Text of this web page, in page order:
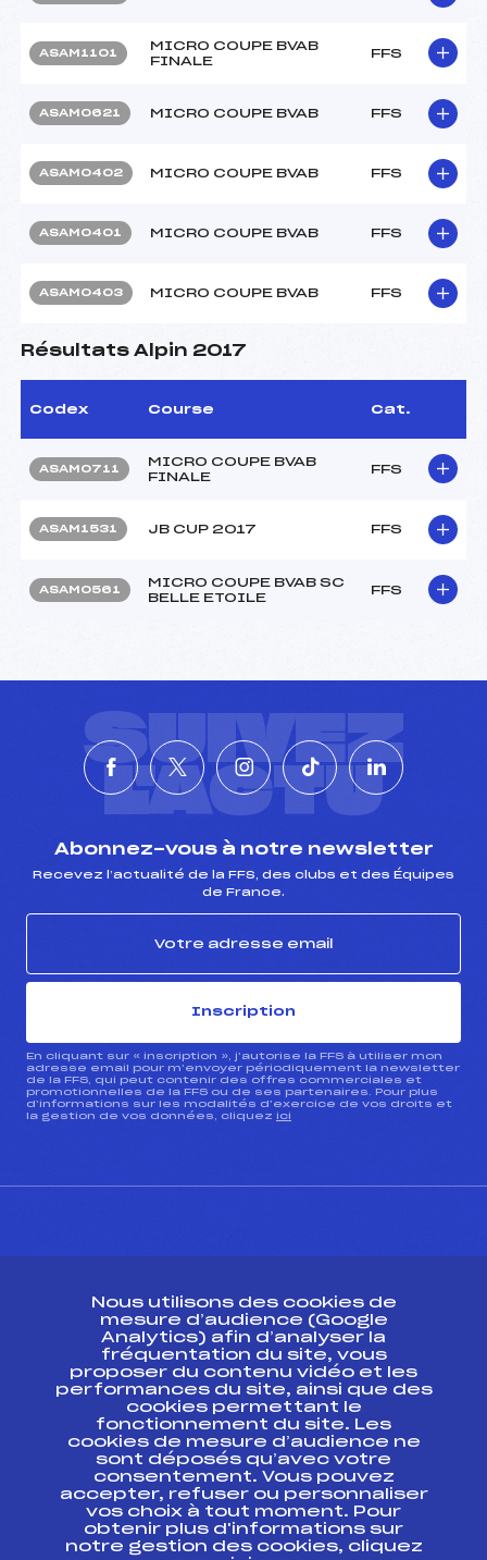
ASAM1101
MICRO COUPE BVAB
FINALE
FFS
ASAM0621 MICRO COUPE BVAB FFS
ASAM0402 MICRO COUPE BVAB FFS
ASAM0401 MICRO COUPE BVAB FFS
ASAM0403 MICRO COUPE BVAB FFS
Résultats Alpin 2017
Codex Course Cat.
ASAM0711
MICRO COUPE BVAB
FINALE
FFS
ASAM1531 JB CUP 2017 FFS
ASAM0561
MICRO COUPE BVAB SC
BELLE ETOILE
FFS
SUIVEZ
L'ACTU
Abonnez-vous à notre newsletter
Recevez l’actualité de la FFS, des clubs et des Équipes
de France.
Inscription
En cliquant sur « inscription », j’autorise la FFS à utiliser mon
adresse email pour m’envoyer périodiquement la newsletter
de la FFS, qui peut contenir des offres commerciales et
promotionnelles de la FFS ou de ses partenaires. Pour plus
d’informations sur les modalités d’exercice de vos droits et
la gestion de vos données, cliquez ici
ESPACE PRESSE
Ressources
Pass’Neige
Projet sportif fédéral
Projet de performance fédéral
Antidopage
Pôle Développement, Formation, Suivi
Scientifique
Listes ministérielles
Pôle vie de l’athlète
Nous utilisons des cookies de
mesure d’audience (Google
Analytics) afin d’analyser la
fréquentation du site, vous
proposer du contenu vidéo et les
performances du site, ainsi que des
cookies permettant le
fonctionnement du site. Les
cookies de mesure d’audience ne
sont déposés qu’avec votre
consentement. Vous pouvez
accepter, refuser ou personnaliser
vos choix à tout moment. Pour
obtenir plus d'informations sur
notre gestion des cookies, cliquez